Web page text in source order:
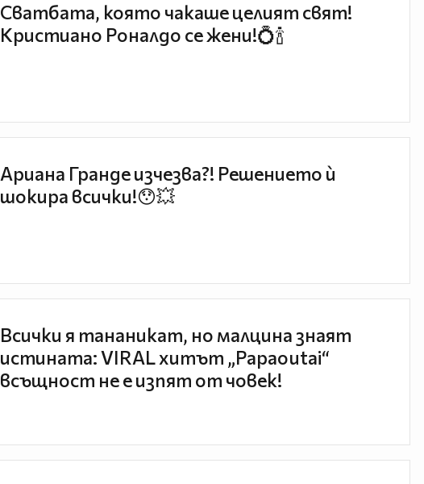
Сватбата, която чакаше целият свят!
Кристиано Роналдо се жени!💍🍾
Ариана Гранде изчезва?! Решението ѝ
шокира всички!😯💥
Всички я тананикат, но малцина знаят
истината: VIRAL хитът „Papaoutai“
всъщност не е изпят от човек!